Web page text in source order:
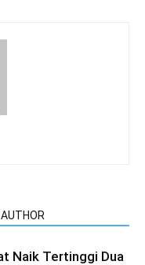
Naik Tertinggi Dua